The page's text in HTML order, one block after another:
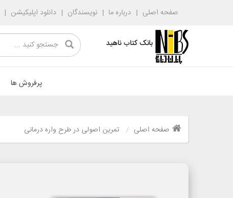
صفحه اصلی درباره ما نویسندگان دانلود اپلیکیشن
بانک کتاب ناهید
پرفروش ها
صفحه اصلی تمرین اصولی در طرح واره درمانی